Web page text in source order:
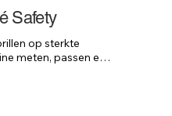
Safety
op sterkte
meten, passen en
aan de opticien.